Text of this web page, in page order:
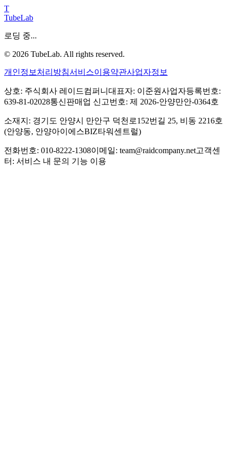
T
TubeLab
로딩 중...
© 2026 TubeLab. All rights reserved.
개인정보처리방침서비스이용약관사업자정보
상호: 주식회사 레이드컴퍼니 대표자: 이준원사업자등록번호:
639-81-02028통신판매업 신고번호: 제 2026-안양만안-0364호
소재지: 경기도 안양시 만안구 덕천로152번길 25, 비동 2216호
(안양동, 안양아이에스BIZ타워센트럴)
전화번호: 010-8222-1308이메일: team@raidcompany.net고객센
터: 서비스 내 문의 기능 이용